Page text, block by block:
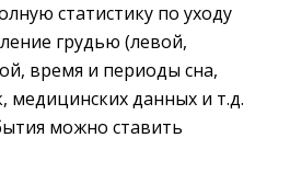
статистику по уходу
грудью (левой,
время и периоды сна,
медицинских данных и т.д.
можно ставить